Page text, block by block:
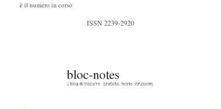
è il numero in corso
ISSN 2239-2920